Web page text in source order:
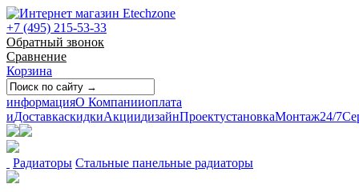
+7 (495) 215-53-33
Обратный звонок
Сравнение
Корзина
информацияО Компанииоплата
иДоставкаскидкиАкциидизайнПроектустановкаМонтаж24/7
Радиаторы Стальные панельные радиаторы